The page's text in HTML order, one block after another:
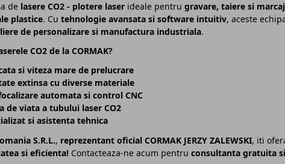
de lasere CO2 - plotere laserideale pentru gravare, taiere si
plastice. Cu tehnologie avansata si software intuitiv, aceste
de personalizare si manufactura industriala.
CO2 de la CORMAK?
si viteza mare de prelucrare
extinsa cu diverse materiale
automata si control CNC
de viata a tubului laser CO2
si asistenta tehnica
S.R.L., reprezentant oficial CORMAK JERZY ZALEWSKI, iti
si eficienta!Contacteaza-ne acum pentru consultanta gratuita